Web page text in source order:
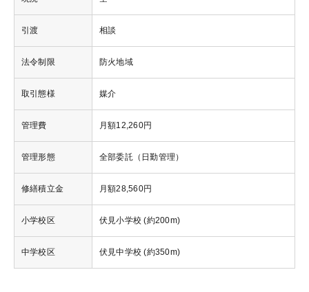
引渡 相談
法令制限 防火地域
取引態様 媒介
管理費 月額12,260円
管理形態 全部委託（日勤管理）
修繕積立金 月額28,560円
小学校区 伏見小学校 (約200m)
中学校区 伏見中学校 (約350m)